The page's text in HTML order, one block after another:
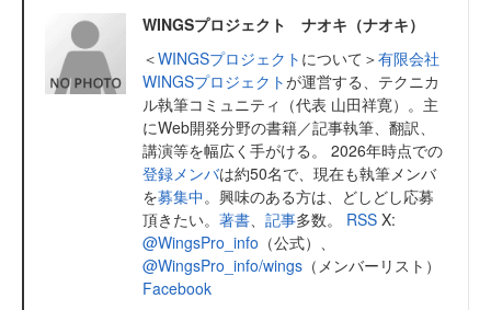
WINGSプロジェクト ナオキ（ナオキ）
＜WINGSプロジェクト について＞有限会社
WINGSプロジェクトが運営する、テクニカ
ル執筆コミュニティ（代表 山田祥寛）。主
にWeb開発分野の書籍／記事執筆、翻訳、
講演等を幅広く手がける。 2026年時点での
登録メンバは約50名で、現在も執筆メンバ
を募集中。興味のある方は、どしどし応募
頂きたい。 著書、 記事多数。 RSS X:
@WingsPro_info （公式）、
@WingsPro_info/wings （メンバーリスト）
Facebook